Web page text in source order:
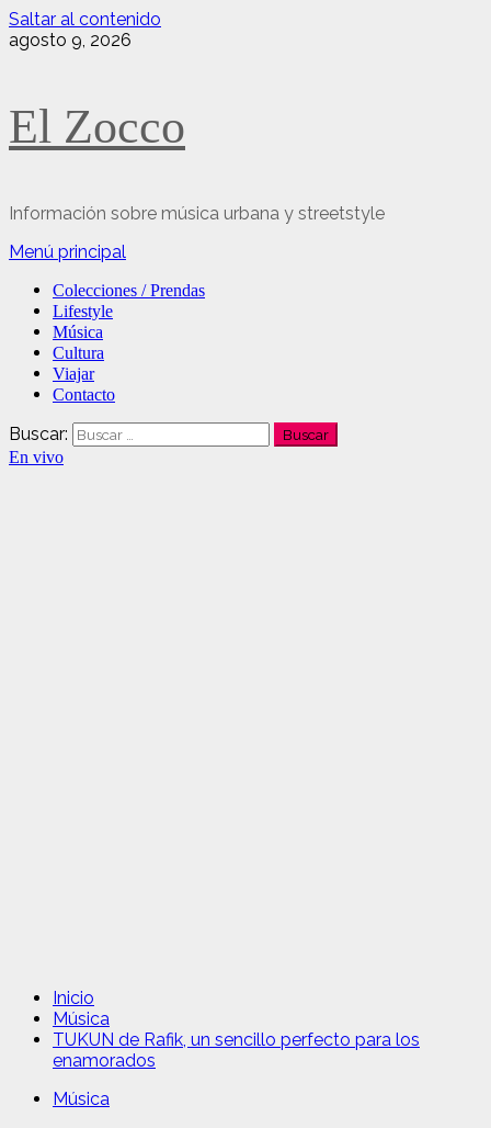
Saltar al contenido
agosto 9, 2026
El Zocco
Información sobre música urbana y streetstyle
Menú principal
Colecciones / Prendas
Lifestyle
Música
Cultura
Viajar
Contacto
Buscar:
En vivo
Inicio
Música
TUKUN de Rafik, un sencillo perfecto para los
enamorados
Música